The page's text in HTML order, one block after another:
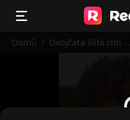
Domů / Dvojčata šéfa chtí m